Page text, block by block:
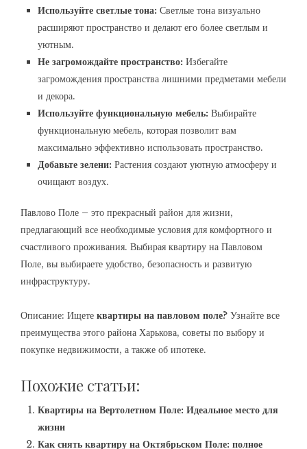
Используйте светлые тона: Светлые тона визуально
расширяют пространство и делают его более светлым и
уютным.
Не загромождайте пространство: Избегайте
загромождения пространства лишними предметами мебели
и декора.
Используйте функциональную мебель: Выбирайте
функциональную мебель, которая позволит вам
максимально эффективно использовать пространство.
Добавьте зелени: Растения создают уютную атмосферу и
очищают воздух.
Павлово Поле – это прекрасный район для жизни,
предлагающий все необходимые условия для комфортного и
счастливого проживания. Выбирая квартиру на Павловом
Поле, вы выбираете удобство, безопасность и развитую
инфраструктуру.
Описание: Ищете квартиры на павловом поле? Узнайте все
преимущества этого района Харькова, советы по выбору и
покупке недвижимости, а также об ипотеке.
Похожие статьи:
Квартиры на Вертолетном Поле: Идеальное место для
жизни
Как снять квартиру на Октябрьском Поле: полное